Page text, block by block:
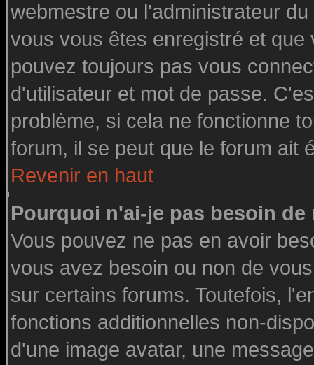
webmestre ou l'administrateur
vous vous êtes enregistré et
pouvez toujours pas vous
d'utilisateur et mot de passe.
problème, si cela ne fonctionne
forum, il se peut que le forum ait
Revenir en haut
Pourquoi n'ai-je pas besoin
Vous pouvez ne pas en avoir
vous avez besoin ou non de
sur certains forums. Toutefois,
fonctions additionnelles non-
d'une image avatar, une